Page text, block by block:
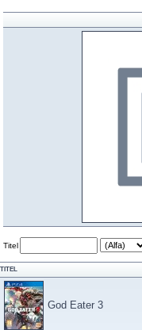
Titel
TITEL
God Eater 3